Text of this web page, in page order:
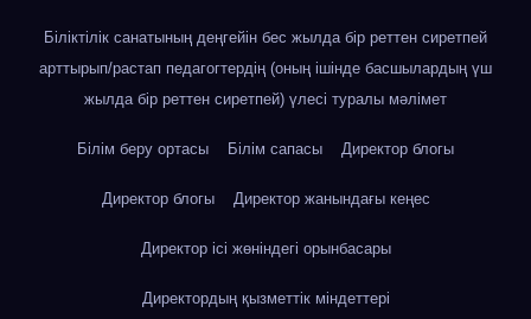
Біліктілік санатының деңгейін бес жылда бір реттен сиретпей
арттырып/растап педагогтердің (оның ішінде басшылардың үш
жылда бір реттен сиретпей) үлесі туралы мәлімет
Білім беру ортасы Білім сапасы Директор блогы
Директор блогы Директор жанындағы кеңес
Директор ісі жөніндегі орынбасары
Директордың қызметтік міндеттері